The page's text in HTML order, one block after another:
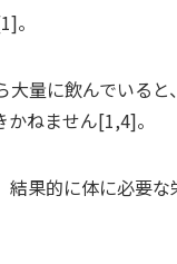
。
量に飲んでいる
ねません[1,4]。
果的に体に必要